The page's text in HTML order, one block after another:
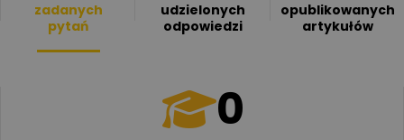
zadanych
pytań
udzielonych
odpowiedzi
opublikowanych
artykułów
0